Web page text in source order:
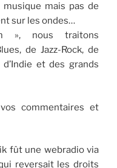
mais pas de
sur les ondes…
», nous traitons
de Jazz-Rock, de
d’Indie et des grands
commentaires et
fût une webradio via
reversait les droits